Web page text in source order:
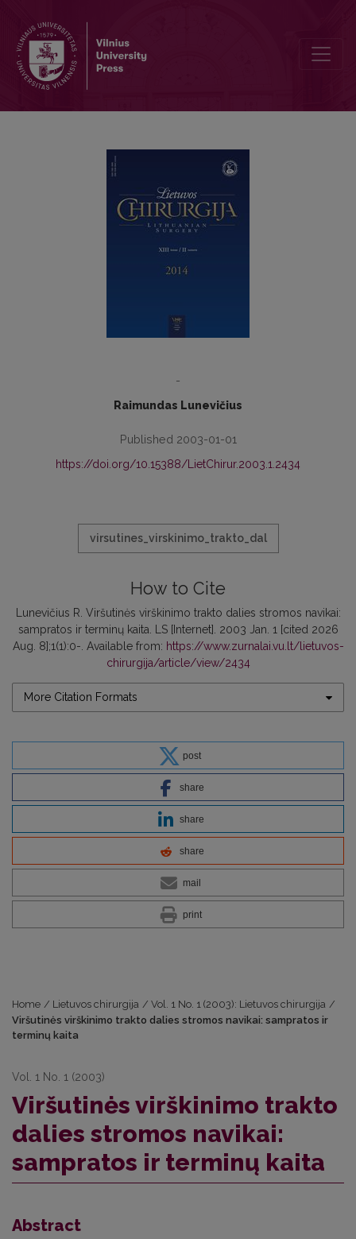
-
Raimundas Lunevičius
Published 2003-01-01
https://doi.org/10.15388/LietChirur.2003.1.2434
virsutines_virskinimo_trakto_dal
How to Cite
Lunevičius R. Viršutinės virškinimo trakto dalies stromos navikai:
sampratos ir terminų kaita. LS [Internet]. 2003 Jan. 1 [cited 2026
Aug. 8];1(1):0-. Available from: https://www.zurnalai.vu.lt/lietuvos-
chirurgija/article/view/2434
More Citation Formats
post
share
share
share
mail
print
Home / Lietuvos chirurgija / Vol. 1 No. 1 (2003): Lietuvos chirurgija /
Viršutinės virškinimo trakto dalies stromos navikai: sampratos ir
terminų kaita
Vol. 1 No. 1 (2003)
Viršutinės virškinimo trakto
dalies stromos navikai:
sampratos ir terminų kaita
Abstract